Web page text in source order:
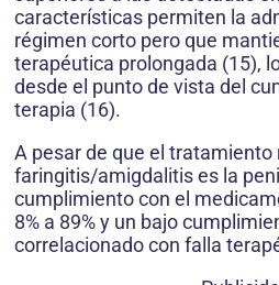
características permiten la
régimen corto pero que
terapéutica prolongada (15),
desde el punto de vista del
terapia (16).
A pesar de que el
faringitis/amigdalitis es la
cumplimiento con el
8% a 89% y un bajo
correlacionado con falla